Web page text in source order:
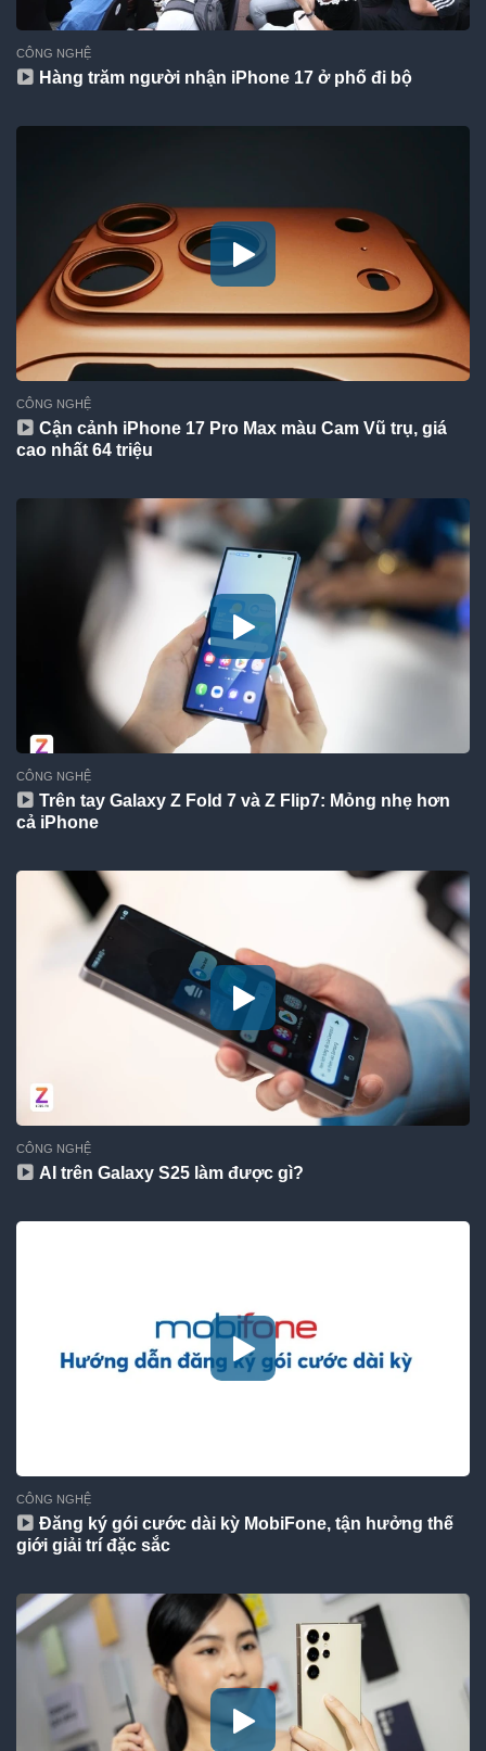
CÔNG NGHỆ
Hàng trăm người nhận iPhone 17 ở phố đi bộ
CÔNG NGHỆ
Cận cảnh iPhone 17 Pro Max màu Cam Vũ trụ, giá
cao nhất 64 triệu
CÔNG NGHỆ
Trên tay Galaxy Z Fold 7 và Z Flip7: Mỏng nhẹ hơn
cả iPhone
CÔNG NGHỆ
AI trên Galaxy S25 làm được gì?
CÔNG NGHỆ
Đăng ký gói cước dài kỳ MobiFone, tận hưởng thế
giới giải trí đặc sắc